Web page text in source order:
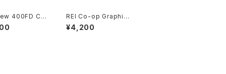
400FD Cu
REI Co-op Graphic
Camp Mug -Sunrise
/ Wisp Gray-
¥4,200